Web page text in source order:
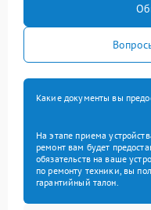
Какие документы вы
На этапе приема
ремонт вам будет
обязательств на ваше
по ремонту техники, вы
гарантийный талон.